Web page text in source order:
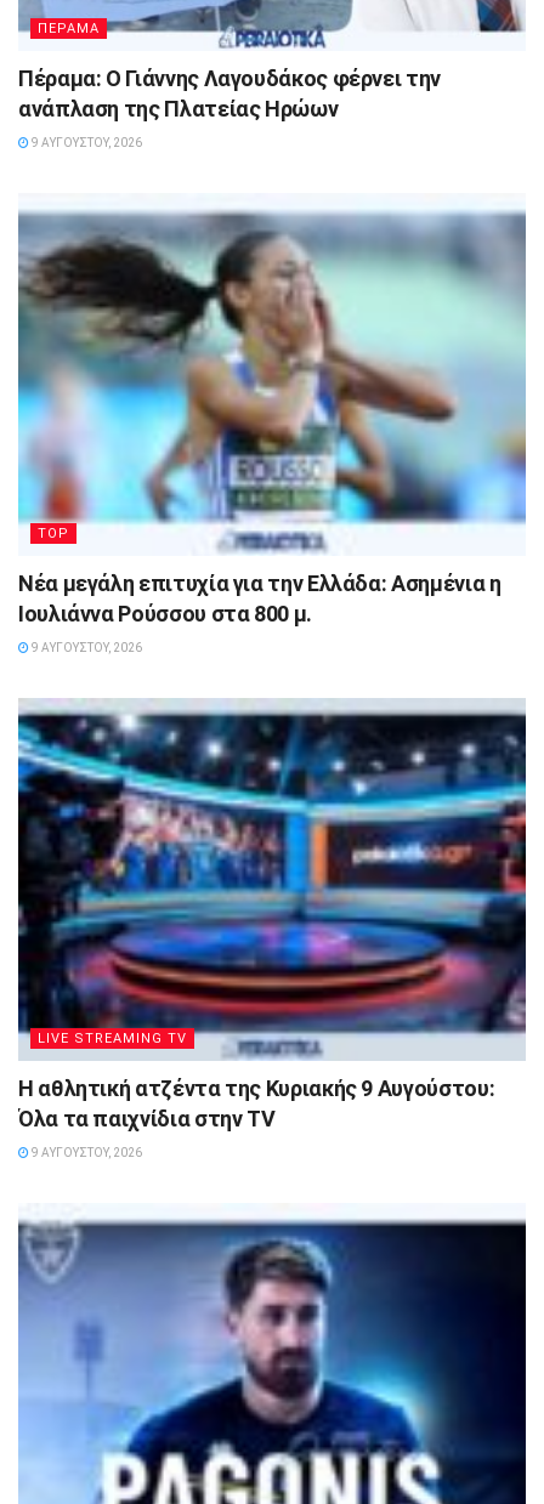
ΠΕΡΑΜΑ
Πέραμα: Ο Γιάννης Λαγουδάκος φέρνει την
ανάπλαση της Πλατείας Ηρώων
9 ΑΥΓΟΎΣΤΟΥ, 2026
TOP
Νέα μεγάλη επιτυχία για την Ελλάδα: Ασημένια η
Ιουλιάννα Ρούσσου στα 800 μ.
9 ΑΥΓΟΎΣΤΟΥ, 2026
LIVE STREAMING TV
Η αθλητική ατζέντα της Κυριακής 9 Αυγούστου:
Όλα τα παιχνίδια στην TV
9 ΑΥΓΟΎΣΤΟΥ, 2026